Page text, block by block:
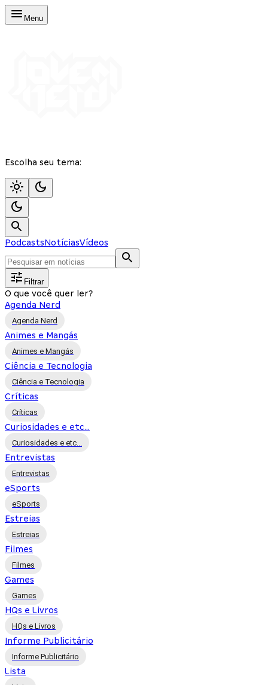
Menu
Escolha seu tema:
PodcastsNotíciasVídeos
Filtrar
O que você quer ler?
Agenda Nerd
Agenda Nerd
Animes e Mangás
Animes e Mangás
Ciência e Tecnologia
Ciência e Tecnologia
Críticas
Críticas
Curiosidades e etc...
Curiosidades e etc...
Entrevistas
Entrevistas
eSports
eSports
Estreias
Estreias
Filmes
Filmes
Games
Games
HQs e Livros
HQs e Livros
Informe Publicitário
Informe Publicitário
Lista